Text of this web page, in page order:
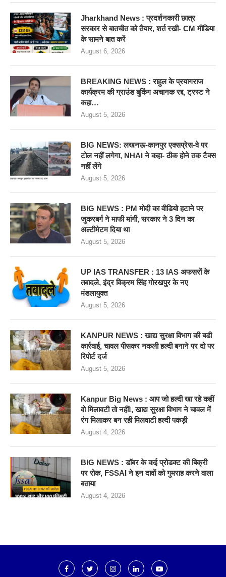
Jharkhand News : प्रदर्शनकारी छात्र
सरकार से बातचीत को तैयार, शर्त रखी- CM मीडिया
के सामने बात करें
August 6, 2026
BREAKING NEWS : राहुल के प्रयागराज
कार्यक्रम की ग्राउंड बुकिंग अचानक रद्द, ट्रस्ट ने
कहा…
August 5, 2026
BIG NEWS: लखनऊ-कानपुर एक्सप्रेस-वे पर
टोल नहीं लगेगा, NHAI ने कहा- ठीक होने तक टैक्स
नहीं लेंगे
August 5, 2026
BIG NEWS : PM मोदी का वीडियो हटाने पर
जुकरबर्ग ने माफी मांगी, सरकार ने 3 दिन का
अल्टीमेटम दिया था
August 5, 2026
UP IAS TRANSFER : 13 IAS अफसरों के
तबादले, इंद्र विक्रम सिंह गोरखपुर के नए
मंडलायुक्त
August 5, 2026
KANPUR NEWS : खाद्य सुरक्षा विभाग की बडी
कार्रवाई, चावल पीसकर नकली हल्दी बनाने पर दो पर
रिपोर्ट दर्ज
August 5, 2026
Kanpur Big News : आप जो हल्दी खा रहे कहीं
वो मिलावटी तो नहीं!, खाद्य सुरक्षा विभाग ने चावल में
रंग मिलाकर बन रही मिलवाटी हल्दी पकड़ी
August 4, 2026
BIG NEWS : डॉबर के कई प्रोडक्ट की बिक्री
पर रोक, FSSAI ने इन दावों को गुमराह करने वाला
बताया
August 4, 2026